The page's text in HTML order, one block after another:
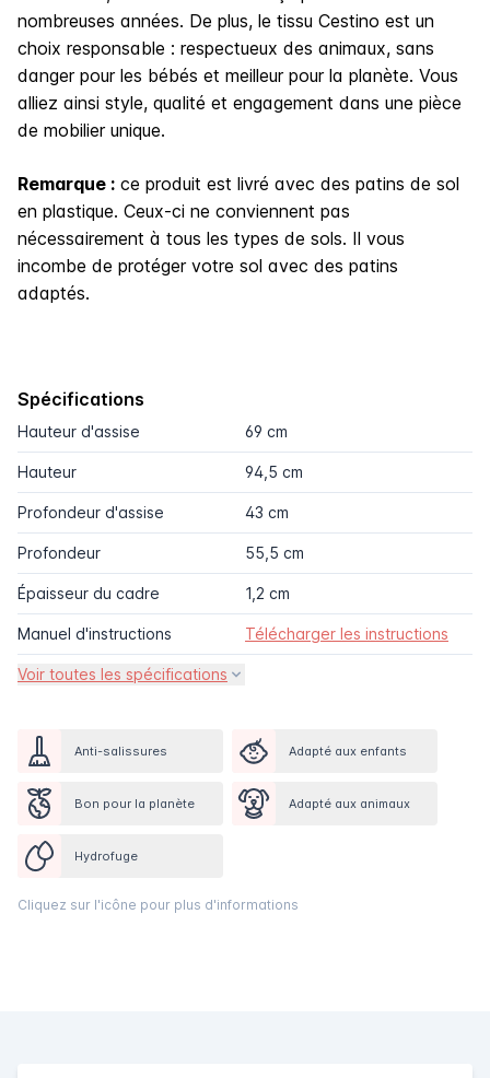
nombreuses années. De plus, le tissu Cestino est un
choix responsable : respectueux des animaux, sans
danger pour les bébés et meilleur pour la planète. Vous
alliez ainsi style, qualité et engagement dans une pièce
de mobilier unique.
Remarque : ce produit est livré avec des patins de sol
en plastique. Ceux-ci ne conviennent pas
nécessairement à tous les types de sols. Il vous
incombe de protéger votre sol avec des patins
adaptés.
Spécifications
Hauteur d'assise 69 cm
Hauteur 94,5 cm
Profondeur d'assise 43 cm
Profondeur 55,5 cm
Épaisseur du cadre 1,2 cm
Manuel d'instructions Télécharger les instructions
Voir toutes les spécifications
Anti-salissures Adapté aux enfants
Bon pour la planète Adapté aux animaux
Hydrofuge
Cliquez sur l'icône pour plus d'informations